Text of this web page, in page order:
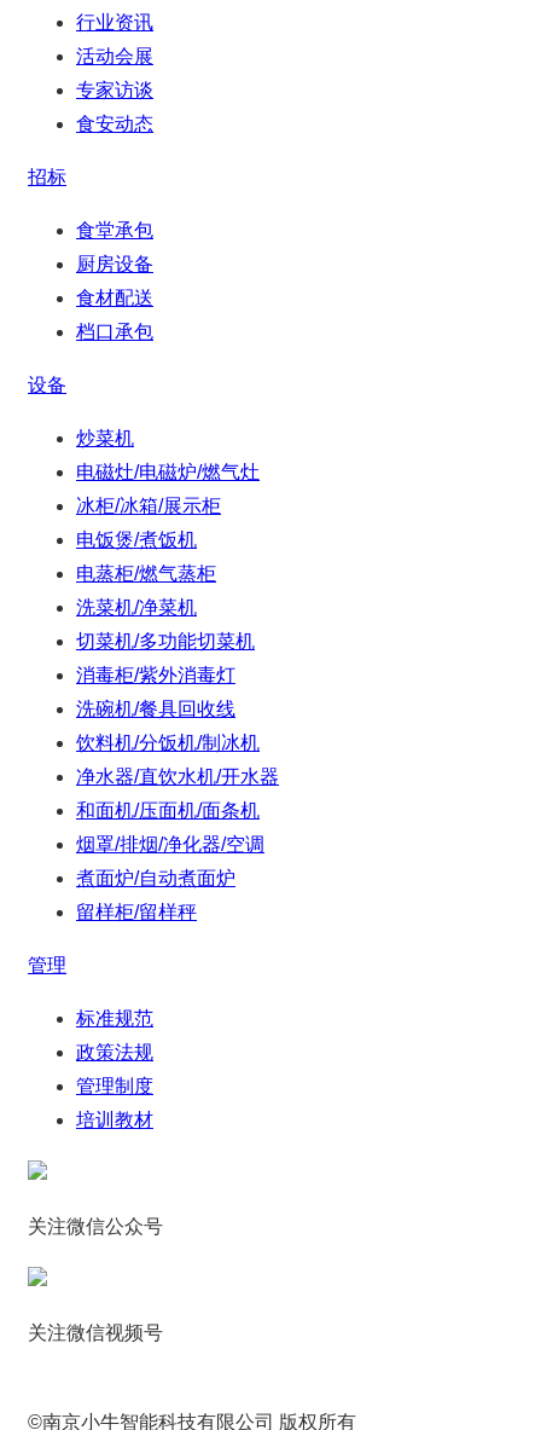
行业资讯
活动会展
专家访谈
食安动态
招标
食堂承包
厨房设备
食材配送
档口承包
设备
炒菜机
电磁灶/电磁炉/燃气灶
冰柜/冰箱/展示柜
电饭煲/煮饭机
电蒸柜/燃气蒸柜
洗菜机/净菜机
切菜机/多功能切菜机
消毒柜/紫外消毒灯
洗碗机/餐具回收线
饮料机/分饭机/制冰机
净水器/直饮水机/开水器
和面机/压面机/面条机
烟罩/排烟/净化器/空调
煮面炉/自动煮面炉
留样柜/留样秤
管理
标准规范
政策法规
管理制度
培训教材
关注微信公众号
关注微信视频号
©南京小牛智能科技有限公司 版权所有